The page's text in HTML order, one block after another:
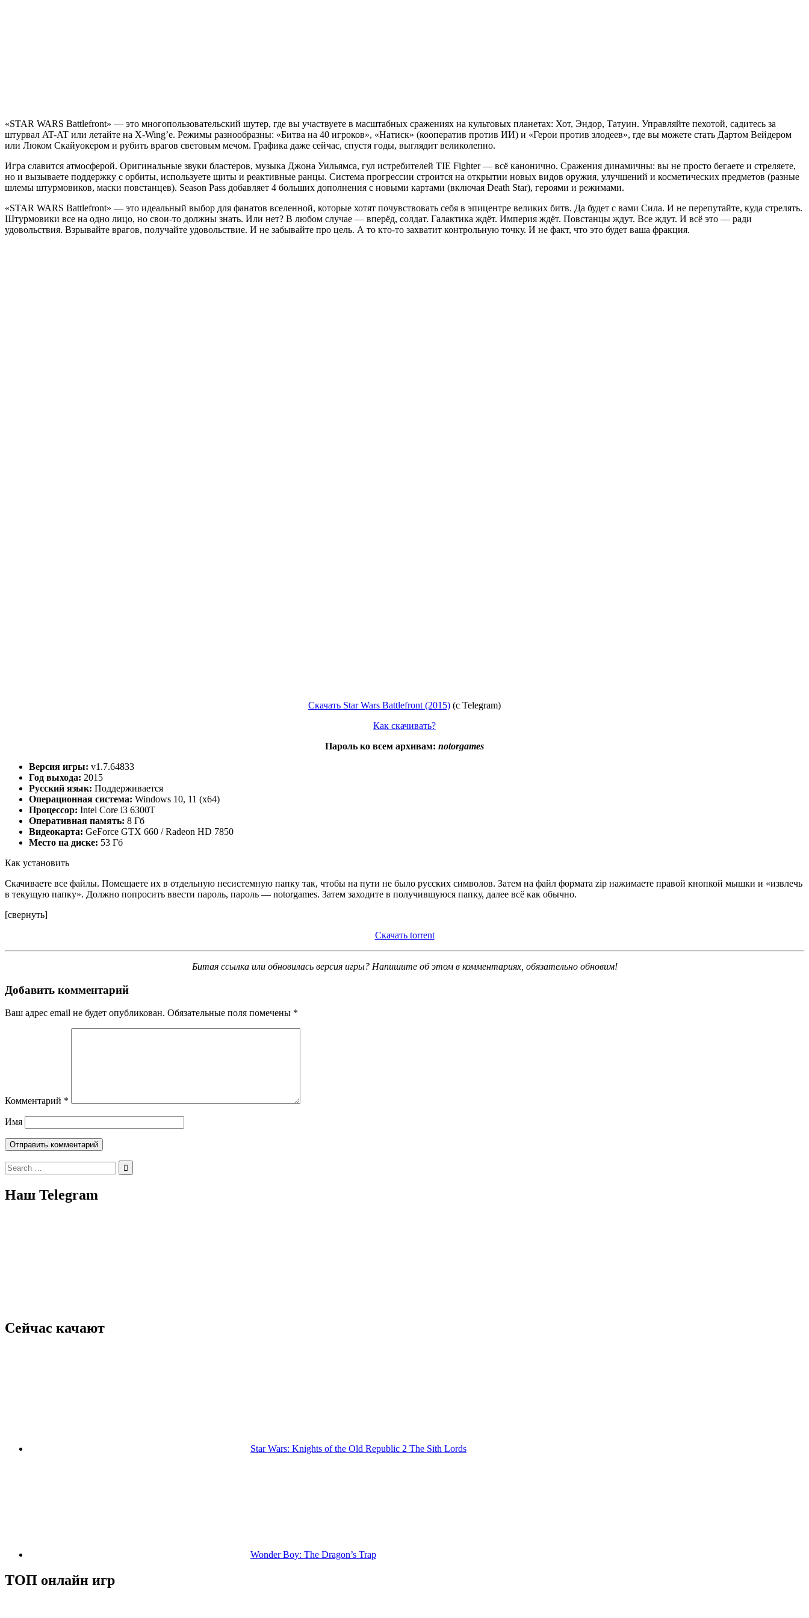
«STAR WARS Battlefront» — это многопользовательский шутер, где вы участвуете в масштабных сражениях на культовых планетах: Хот, Эндор, Татуин. Управляйте пехотой, садитесь за
штурвал AT-AT или летайте на X-Wing’e. Режимы разнообразны: «Битва на 40 игроков», «Натиск» (кооператив против ИИ) и «Герои против злодеев», где вы можете стать Дартом Вейдером
или Люком Скайуокером и рубить врагов световым мечом. Графика даже сейчас, спустя годы, выглядит великолепно.
Игра славится атмосферой. Оригинальные звуки бластеров, музыка Джона Уильямса, гул истребителей TIE Fighter — всё канонично. Сражения динамичны: вы не просто бегаете и стреляете,
но и вызываете поддержку с орбиты, используете щиты и реактивные ранцы. Система прогрессии строится на открытии новых видов оружия, улучшений и косметических предметов (разные
шлемы штурмовиков, маски повстанцев). Season Pass добавляет 4 больших дополнения с новыми картами (включая Death Star), героями и режимами.
«STAR WARS Battlefront» — это идеальный выбор для фанатов вселенной, которые хотят почувствовать себя в эпицентре великих битв. Да будет с вами Сила. И не перепутайте, куда стрелять.
Штурмовики все на одно лицо, но свои-то должны знать. Или нет? В любом случае — вперёд, солдат. Галактика ждёт. Империя ждёт. Повстанцы ждут. Все ждут. И всё это — ради
удовольствия. Взрывайте врагов, получайте удовольствие. И не забывайте про цель. А то кто-то захватит контрольную точку. И не факт, что это будет ваша фракция.
Скачать Star Wars Battlefront (2015) (c Telegram)
Как скачивать?
Пароль ко всем архивам: notorgames
Версия игры: v1.7.64833
Год выхода: 2015
Русский язык: Поддерживается
Операционная система: Windows 10, 11 (x64)
Процессор: Intel Core i3 6300T
Оперативная память: 8 Гб
Видеокарта: GeForce GTX 660 / Radeon HD 7850
Место на диске: 53 Гб
Как установить
Скачиваете все файлы. Помещаете их в отдельную несистемную папку так, чтобы на пути не было русских символов. Затем на файл формата zip нажимаете правой кнопкой мышки и «извлечь
в текущую папку». Должно попросить ввести пароль, пароль — notorgames. Затем заходите в получившуюся папку, далее всё как обычно.
[свернуть]
Скачать torrent
Битая ссылка или обновилась версия игры? Напишите об этом в комментариях, обязательно обновим!
Добавить комментарий
Ваш адрес email не будет опубликован. Обязательные поля помечены *
Комментарий *
Имя
Search
for:
Наш Telegram
Сейчас качают
Star Wars: Knights of the Old Republic 2 The Sith Lords
Wonder Boy: The Dragon’s Trap
ТОП онлайн игр